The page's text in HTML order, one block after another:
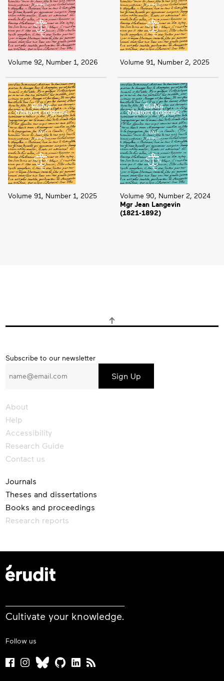
Volume 92, Number 1, 2026 Volume 91, Number 2, 2025
Volume 91, Number 1, 2025
Volume 90, Number 2, 2024
Mgr Jean Langevin
(1821‑1892)
Subscribe
our
Subscribe to our newsletter
About
Help
Accessibility
Research Guide
Contact us
Journals
Theses and dissertations
Books and proceedings
Research reports
Cultivate your knowledge.
Follow us